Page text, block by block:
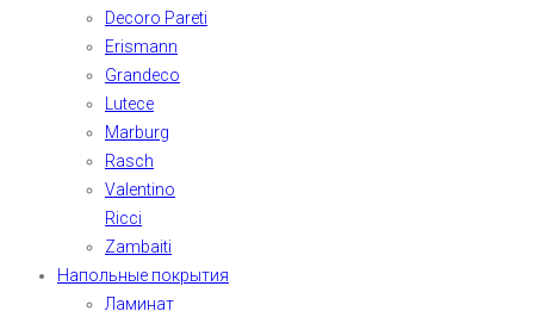
Decoro Pareti
Erismann
Grandeco
Lutece
Marburg
Rasch
Valentino
Ricci
Zambaiti
Напольные покрытия
Ламинат